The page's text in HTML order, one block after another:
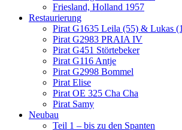
Friesland, Holland 1957
Restaurierung
Pirat G1635 Leila (55) & Lukas
Pirat G2983 PRAIA IV
Pirat G451 Störtebeker
Pirat G116 Antje
Pirat G2998 Bommel
Pirat Elise
Pirat OE 325 Cha Cha
Pirat Samy
Neubau
Teil 1 – bis zu den Spanten